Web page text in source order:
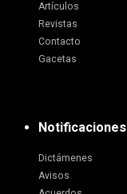
Artículos
Revistas
Contacto
Gacetas
Notificaciones
Dictámenes
Avisos